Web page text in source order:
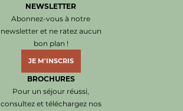
NEWSLETTER
Abonnez-vous à notre
newsletter et ne ratez aucun
bon plan !
JE M'INSCRIS
BROCHURES
Pour un séjour réussi,
consultez et téléchargez nos